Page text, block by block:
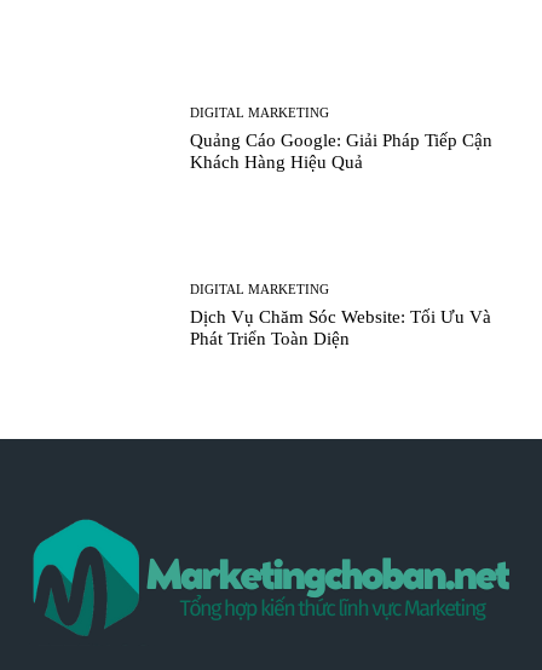
DIGITAL MARKETING
Quảng Cáo Google: Giải Pháp Tiếp Cận
Khách Hàng Hiệu Quả
DIGITAL MARKETING
Dịch Vụ Chăm Sóc Website: Tối Ưu Và
Phát Triển Toàn Diện